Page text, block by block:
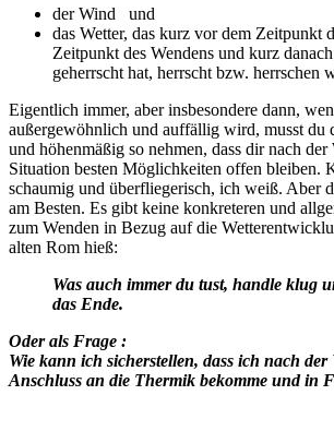
der Wind und
das Wetter, das kurz vor dem Zeitpunkt
Zeitpunkt des Wendens und kurz
geherrscht hat, herrscht bzw. herrschen
Eigentlich immer, aber insbesondere dann,
außergewöhnlich und auffällig wird, musst du
und höhenmäßig so nehmen, dass dir nach
Situation besten Möglichkeiten offen bleiben.
schaumig und überfliegerisch, ich weiß. Aber
am Besten. Es gibt keine konkreteren und
zum Wenden in Bezug auf die
alten Rom hieß:
Was auch immer du tust, handle klug
das Ende.
Oder als Frage :
Wie kann ich sicherstellen, dass ich nach der
Anschluss an die Thermik bekomme und in